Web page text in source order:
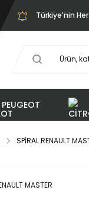
Türkiye'nin
PEUGEOT
SPİRAL RENAULT